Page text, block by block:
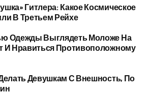
Гитлера: Какое Космическое
В Третьем Рейхе
Одежды Выглядеть Моложе На
И Нравиться Противоположному
Девушкам С Внешность, По